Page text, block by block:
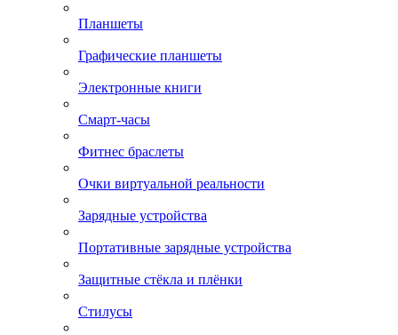
Планшеты
Графические планшеты
Электронные книги
Смарт-часы
Фитнес браслеты
Очки виртуальной реальности
Зарядные устройства
Портативные зарядные устройства
Защитные стёкла и плёнки
Стилусы